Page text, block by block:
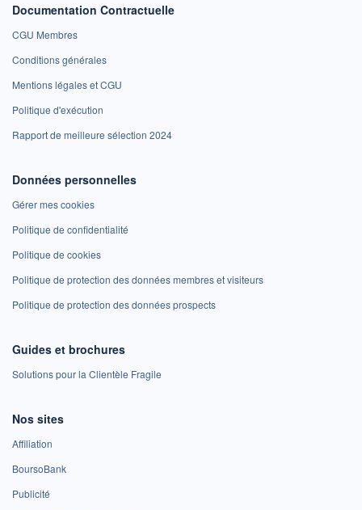
Documentation Contractuelle
CGU Membres
Conditions générales
Mentions légales et CGU
Politique d'exécution
Rapport de meilleure sélection 2024
Données personnelles
Gérer mes cookies
Politique de confidentialité
Politique de cookies
Politique de protection des données membres et visiteurs
Politique de protection des données prospects
Guides et brochures
Solutions pour la Clientèle Fragile
Nos sites
Affiliation
BoursoBank
Publicité